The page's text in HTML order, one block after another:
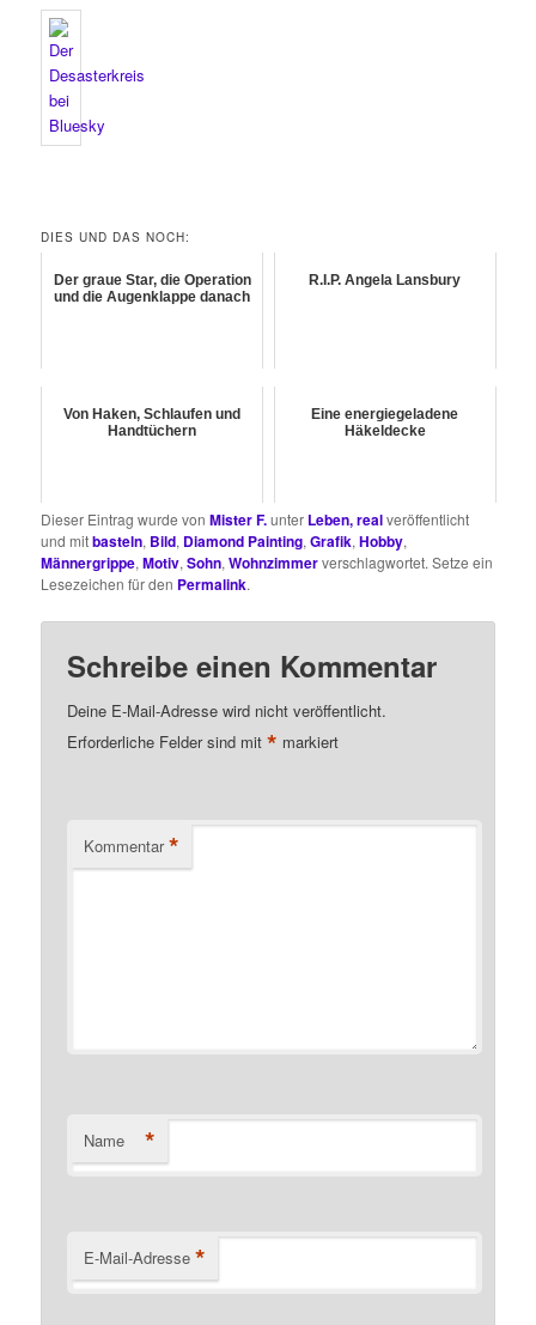
DIES UND DAS NOCH:
Der graue Star, die Operation
und die Augenklappe danach
R.I.P. Angela Lansbury
Von Haken, Schlaufen und
Handtüchern
Eine energiegeladene
Häkeldecke
Dieser Eintrag wurde vonMister F.unter Leben, realveröffentlicht
und mitbasteln, Bild, Diamond Painting,Grafik,Hobby,
Männergrippe,Motiv,Sohn,Wohnzimmerverschlagwortet. Setze ein
Lesezeichen für den Permalink.
Schreibe einen Kommentar
Deine E-Mail-Adresse wird nicht veröffentlicht.
Erforderliche Felder sind mit* markiert
Kommentar *
Name *
E-Mail-Adresse *